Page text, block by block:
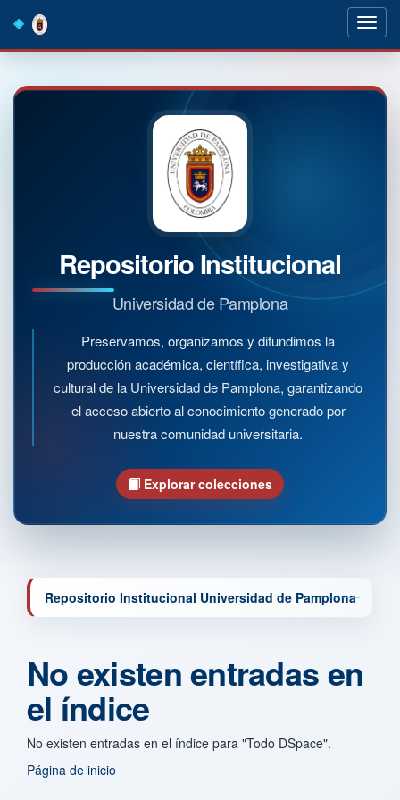
navigation
Repositorio Institucional
Universidad de Pamplona
Preservamos, organizamos y difundimos la
producción académica, científica, investigativa y
cultural de la Universidad de Pamplona, garantizando
el acceso abierto al conocimiento generado por
nuestra comunidad universitaria.
Explorar colecciones
Repositorio Institucional Universidad de Pamplona
No existen entradas en
el índice
No existen entradas en el índice para "Todo DSpace".
Página de inicio